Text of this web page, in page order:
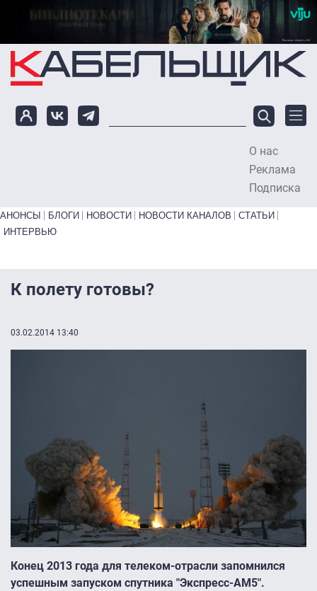
Перейти к основному содержанию
О нас
Реклама
Подписка
Primary links bottom
АНОНСЫ БЛОГИ НОВОСТИ НОВОСТИ КАНАЛОВ
СТАТЬИ
ИНТЕРВЬЮ
К полету готовы?
03.02.2014 13:40
Конец 2013 года для телеком-отрасли запомнился
успешным запуском спутника "Экспресс-АМ5″.